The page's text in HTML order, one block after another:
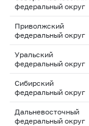
федеральный округ
Приволжский
федеральный округ
Уральский
федеральный округ
Сибирский
федеральный округ
Дальневосточный
федеральный округ